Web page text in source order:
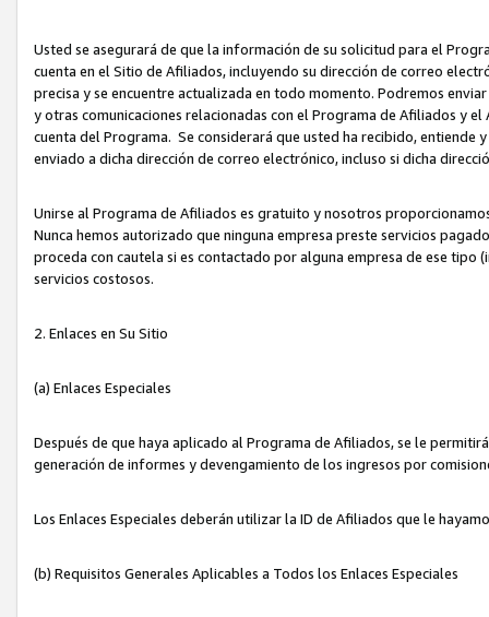
Usted se asegurará de que la información de su solicitud para el
cuenta en el Sitio de Afiliados, incluyendo su dirección de correo
precisa y se encuentre actualizada en todo momento. Podremos
y otras comunicaciones relacionadas con el Programa de Afiliados y
cuenta del Programa. Se considerará que usted ha recibido, entiende
enviado a dicha dirección de correo electrónico, incluso si dicha
Unirse al Programa de Afiliados es gratuito y nosotros
Nunca hemos autorizado que ninguna empresa preste servicios
proceda con cautela si es contactado por alguna empresa de ese
servicios costosos.
2. Enlaces en Su Sitio
(a) Enlaces Especiales
Después de que haya aplicado al Programa de Afiliados, se le
generación de informes y devengamiento de los ingresos por
Los Enlaces Especiales deberán utilizar la ID de Afiliados que le
(b) Requisitos Generales Aplicables a Todos los Enlaces Especiales